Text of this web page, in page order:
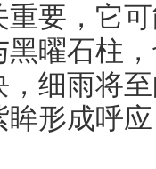
要，它
曜石柱
细雨将
形成呼